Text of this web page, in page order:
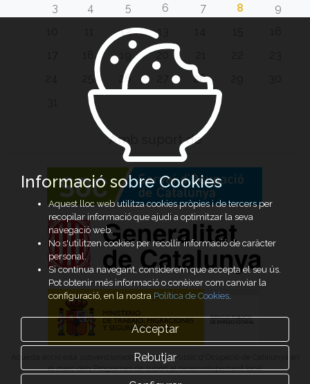
3
4 5 6 7 8
9
12 13
20
26 28
Amb suport de
Aquesta acció està subvencionada pel Servei Públic d’Ocupació de Catalunya en
el marc dels Programes de suport al desenvolupament local
Informació sobre Cookies
Aquest lloc web utilitza cookies pròpies i de tercers per
recopilar informació que ajudi a optimitzar la seva
navegació web.
No s'utilitzen cookies per recollir informació de caràcter
personal.
Si continua navegant, considerem que accepta el seu ús.
Pot obtenir més informació o conèixer com canviar la
configuració, en la nostra Política de Cookies.
Acceptar
Rebutjar